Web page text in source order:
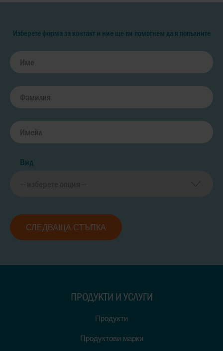
Изберете форма за контакт и ние ще ви помогнем да я попълните
Вид
СЛЕДВАЩА СТЪПКА
ПРОДУКТИ И УСЛУГИ
Продукти
Продуктови марки